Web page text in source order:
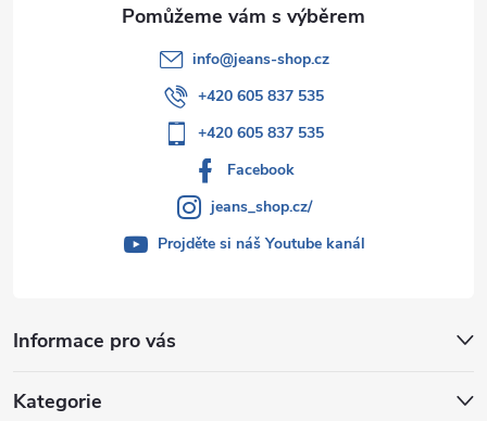
Informace pro vás
Kategorie
info@jeans-shop.cz
+420 605 837 535
+420 605 837 535
Facebook
jeans_shop.cz/
Projděte si náš Youtube kanál